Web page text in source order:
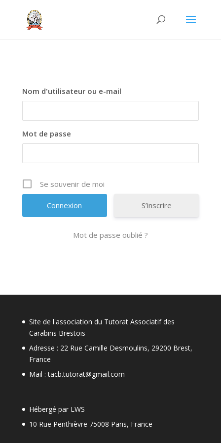
Nom d'utilisateur ou e-mail
Mot de passe
Se souvenir de moi
S’inscrire
Mot de passe oublié ?
Site de l'association du Tutorat Associatif des
Carabins Brestois
Adresse : 22 Rue Camille Desmoulins, 29200 Brest,
France
Mail : tacb.tutorat@gmail.com
Hébergé par LWS
10 Rue Penthièvre 75008 Paris, France